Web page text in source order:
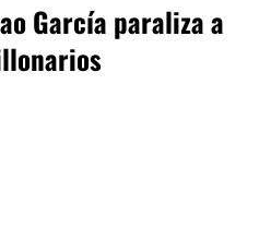
García paraliza a